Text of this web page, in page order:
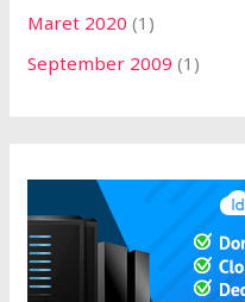
Maret 2020 (1)
September 2009 (1)